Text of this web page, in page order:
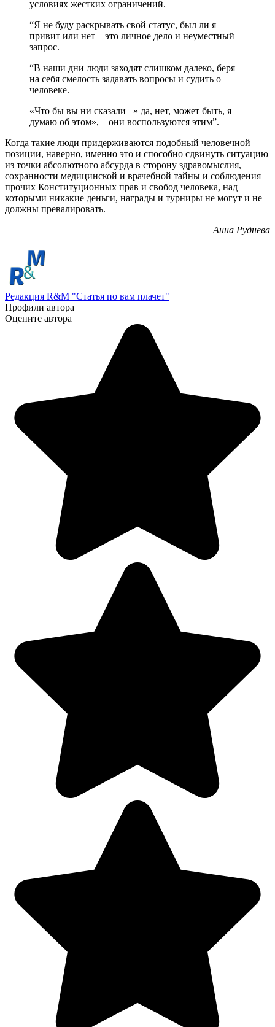
условиях жестких ограничений.
“Я не буду раскрывать свой статус, был ли я
привит или нет – это личное дело и неуместный
запрос.
“В наши дни люди заходят слишком далеко, беря
на себя смелость задавать вопросы и судить о
человеке.
«Что бы вы ни сказали –» да, нет, может быть, я
думаю об этом», – они воспользуются этим”.
Когда такие люди придерживаются подобный человечной
позиции, наверно, именно это и способно сдвинуть ситуацию
из точки абсолютного абсурда в сторону здравомыслия,
сохранности медицинской и врачебной тайны и соблюдения
прочих Конституционных прав и свобод человека, над
которыми никакие деньги, награды и турниры не могут и не
должны превалировать.
Анна Руднева
Редакция R&M "Статья по вам плачет"
Профили автора
Оцените автора